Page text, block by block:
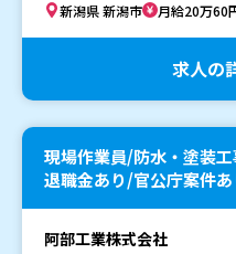
新潟県 新潟市 月給20万60
求人の
現場作業員/防水・塗装
退職金あり/官公庁案件あ
阿部工業株式会社